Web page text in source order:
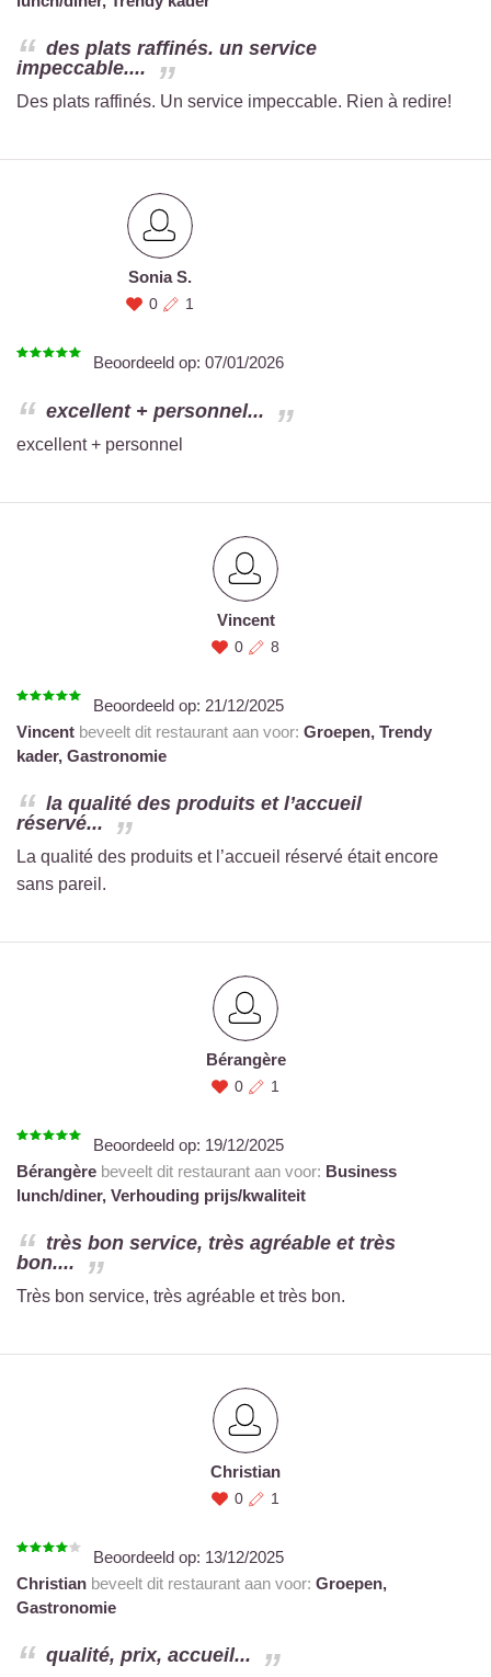
des plats raffinés. un service
impeccable....
Des plats raffinés. Un service impeccable. Rien à redire!
Sonia S.
0 1
Beoordeeld op: 07/01/2026
excellent + personnel...
excellent + personnel
Vincent
0 8
Beoordeeld op: 21/12/2025
Vincent beveelt dit restaurant aan voor: Groepen, Trendy
kader, Gastronomie
la qualité des produits et l’accueil
réservé...
La qualité des produits et l’accueil réservé était encore
sans pareil.
Bérangère
0 1
Beoordeeld op: 19/12/2025
Bérangère beveelt dit restaurant aan voor: Business
lunch/diner, Verhouding prijs/kwaliteit
très bon service, très agréable et très
bon....
Très bon service, très agréable et très bon.
Christian
0 1
Beoordeeld op: 13/12/2025
Christian beveelt dit restaurant aan voor: Groepen,
Gastronomie
qualité, prix, accueil...